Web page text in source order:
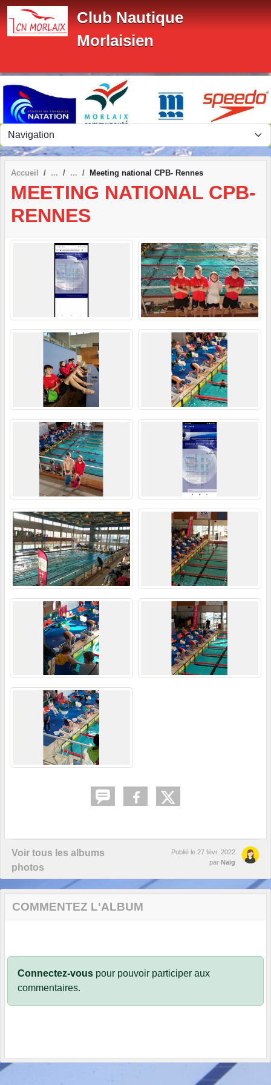
Club Nautique
Morlaisien
Accueil Meeting national CPB- Rennes
MEETING NATIONAL CPB-
RENNES
Voir tous les albums
photos
Publié le 27 févr. 2022
par Naig
COMMENTEZ L'ALBUM
Connectez-vous pour pouvoir participer aux
commentaires.
Panneau de gestion des cookies